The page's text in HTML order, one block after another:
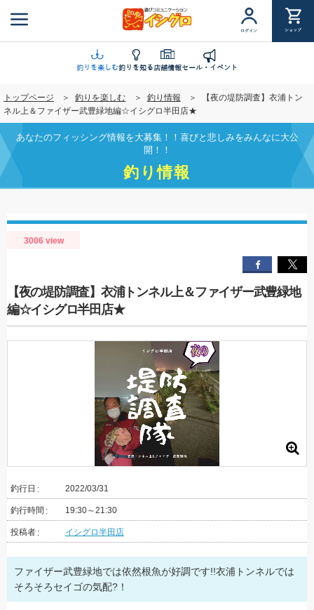
ン
ツ
移
動
ログイン ショップ
釣りを楽しむ釣りを知る店舗情報セール・イベント
トップページ 釣りを楽しむ 釣り情報
【夜の堤防調査】衣浦トン
ネル上＆ファイザー武豊緑地編☆イシグロ半田店★
あなたのフィッシング情報を大募集！！喜びと悲しみをみんなに大公
開！！
釣り情報
3006 view
【夜の堤防調査】衣浦トンネル上＆ファイザー武豊緑地
編☆イシグロ半田店★
釣行日 2022/03/31
釣行時間 19:30～21:30
投稿者 イシグロ半田店
ファイザー武豊緑地では依然根魚が好調です!!衣浦トンネルでは
そろそろセイゴの気配?！